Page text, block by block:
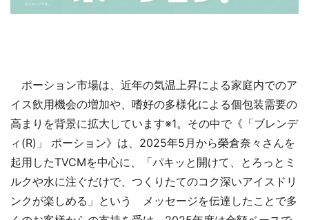
ポーション市場は、近年の気温上昇による家庭内でのア
イス飲用機会の増加や、嗜好の多様化による個包装需要の
高まりを背景に拡大しています※1。その中で《「ブレンデ
ィ(R)」 ポーション》は、2025年5月から榮倉奈々さんを
起用したTVCMを中心に、「パキッと開けて、とろっとミ
ルクや水に注ぐだけで、つくりたてのコク深いアイスドリ
ンクが楽しめる」という メッセージを伝達したことで多